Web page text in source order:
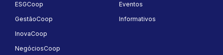
ESGCoop
GestãoCoop
InovaCoop
NegóciosCoop
Eventos
Informativos